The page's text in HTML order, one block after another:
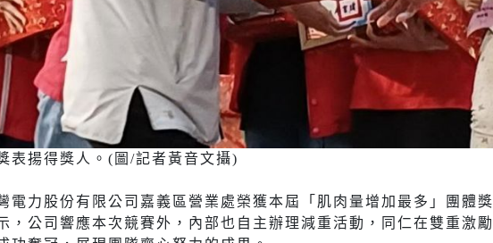
表揚得獎人。(圖/記者黃音文攝)
電力股份有限公司嘉義區營業處榮獲本屆「肌肉量增加最多」團體獎
，公司響應本次競賽外，內部也自主辦理減重活動，同仁在雙重激勵